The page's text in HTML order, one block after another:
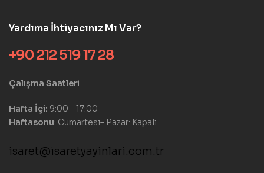
Yardıma İhtiyacınız Mı Var?
+90 212 519 17 28
Çalışma Saatleri
Hafta İçi: 9:00 – 17:00
Haftasonu: Cumartesi– Pazar: Kapalı
isaret@isaretyayinlari.com.tr